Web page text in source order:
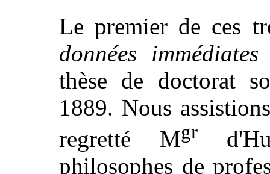
Le premier de ces
données
thèse de doctorat
1889. Nous
regretté Mgr
philosophes de